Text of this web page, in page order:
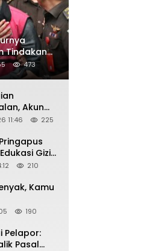
Tindakan
473
Akun
11:46 225
Gizi
Peringati
210
Kamu
190
Pelapor:
Pasal